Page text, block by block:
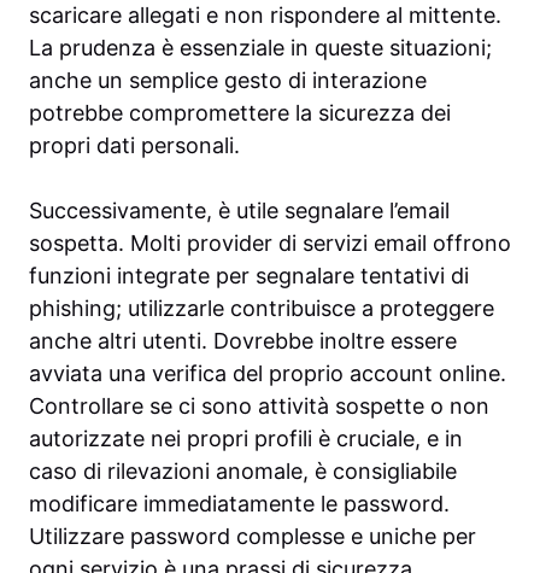
scaricare allegati e non rispondere al mittente.
La prudenza è essenziale in queste situazioni;
anche un semplice gesto di interazione
potrebbe compromettere la sicurezza dei
propri dati personali.
Successivamente, è utile segnalare l’email
sospetta. Molti provider di servizi email offrono
funzioni integrate per segnalare tentativi di
phishing; utilizzarle contribuisce a proteggere
anche altri utenti. Dovrebbe inoltre essere
avviata una verifica del proprio account online.
Controllare se ci sono attività sospette o non
autorizzate nei propri profili è cruciale, e in
caso di rilevazioni anomale, è consigliabile
modificare immediatamente le password.
Utilizzare password complesse e uniche per